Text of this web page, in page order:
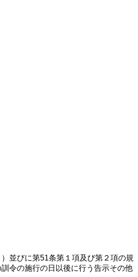
並びに第51条第１項及び第２項の規
令の施行の日以後に行う告示その他